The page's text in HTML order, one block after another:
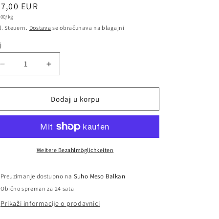
EUR
kg
Steuern. Dostava se obračunava na blagajni
Smanjite
količinu
za
sa
Povećajte
količinu
za
Ramstek
sa
bijelim
lukom
Dodaj u korpu
Weitere Bezahlmöglichkeiten
Preuzimanje dostupno na Suho Meso Balkan
Obično spreman za 24 sata
Prikaži informacije o prodavnici